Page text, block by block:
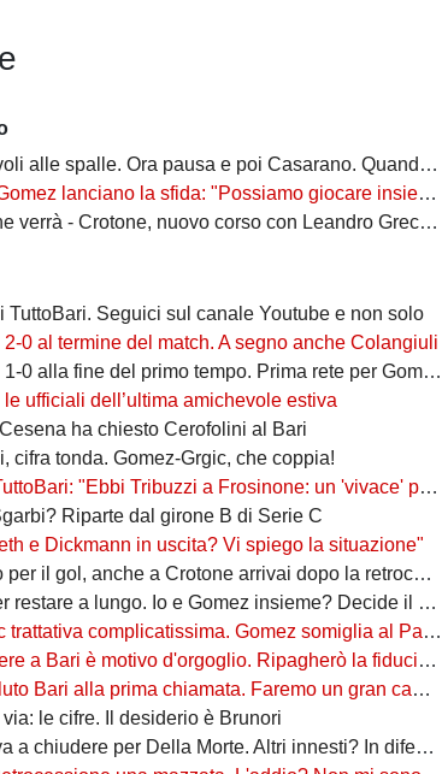
spalle. Ora pausa e poi Casarano. Quando riprendono gli allenamenti
lanciano la sfida: "Possiamo giocare insieme. Essere a Bari un onore"
nuovo corso con Leandro Greco: i pitagorici vogliono restare tra le grandi
TuttoBari. Seguici sul canale Youtube e non solo
2-0 al termine del match. A segno anche Colangiuli
0 alla fine del primo tempo. Prima rete per Gomez
le ufficiali dell’ultima amichevole estiva
ha chiesto Cerofolini al Bari
cifra tonda. Gomez-Grgic, che coppia!
Tribuzzi a Frosinone: un 'vivace' professionista, in C è un nome importante"
Riparte dal girone B di Serie C
e Dickmann in uscita? Vi spiego la situazione"
anche a Crotone arrivai dopo la retrocessione. Tribuzzi? Felice di rivederlo"
a lungo. Io e Gomez insieme? Decide il mister. Il soprannome 're'? Vi spiego"
trattativa complicatissima. Gomez somiglia al Papu"
è motivo d'orgoglio. Ripagherò la fiducia che mi è stata data"
alla prima chiamata. Faremo un gran campionato, daremo tutto"
via: le cifre. Il desiderio è Brunori
per Della Morte. Altri innesti? In difesa e a centrocampo